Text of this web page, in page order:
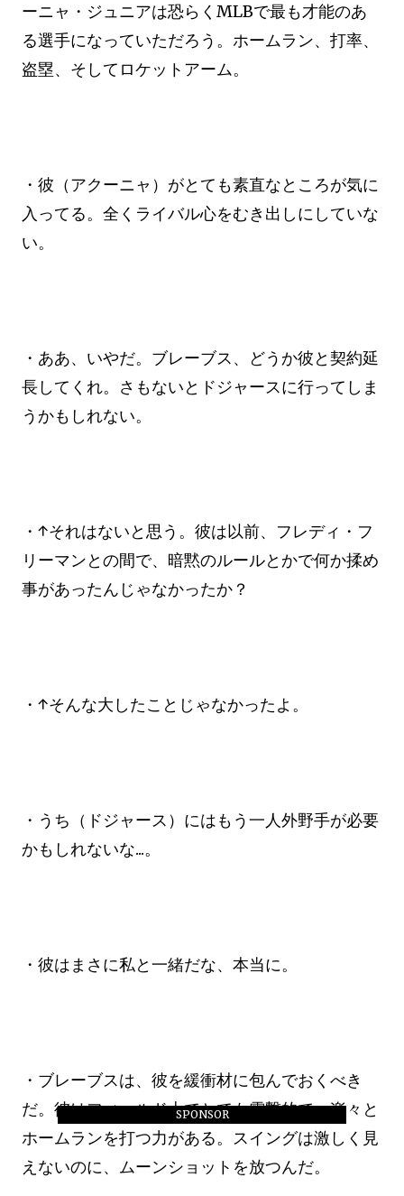
SPONSOR
ーニャ・ジュニアは恐らくMLBで最も才能のあ
る選手になっていただろう。ホームラン、打率、
盗塁、そしてロケットアーム。
・彼（アクーニャ）がとても素直なところが気に
入ってる。全くライバル心をむき出しにしていな
い。
・ああ、いやだ。ブレーブス、どうか彼と契約延
長してくれ。さもないとドジャースに行ってしま
うかもしれない。
・↑それはないと思う。彼は以前、フレディ・フ
リーマンとの間で、暗黙のルールとかで何か揉め
事があったんじゃなかったか？
・↑そんな大したことじゃなかったよ。
・うち（ドジャース）にはもう一人外野手が必要
かもしれないな...。
・彼はまさに私と一緒だな、本当に。
・ブレーブスは、彼を緩衝材に包んでおくべき
だ。彼はフィールド上でとても電撃的で、楽々と
ホームランを打つ力がある。スイングは激しく見
えないのに、ムーンショットを放つんだ。